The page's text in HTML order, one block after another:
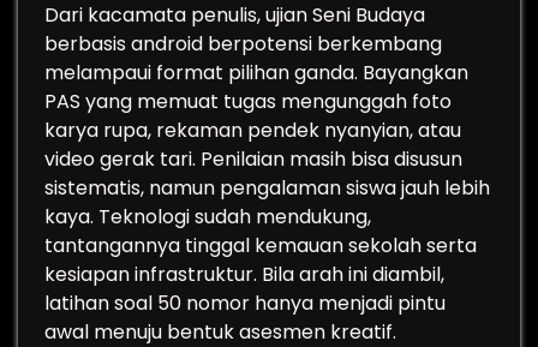
Dari kacamata penulis, ujian Seni Budaya
berbasis android berpotensi berkembang
melampaui format pilihan ganda. Bayangkan
PAS yang memuat tugas mengunggah foto
karya rupa, rekaman pendek nyanyian, atau
video gerak tari. Penilaian masih bisa disusun
sistematis, namun pengalaman siswa jauh lebih
kaya. Teknologi sudah mendukung,
tantangannya tinggal kemauan sekolah serta
kesiapan infrastruktur. Bila arah ini diambil,
latihan soal 50 nomor hanya menjadi pintu
awal menuju bentuk asesmen kreatif.